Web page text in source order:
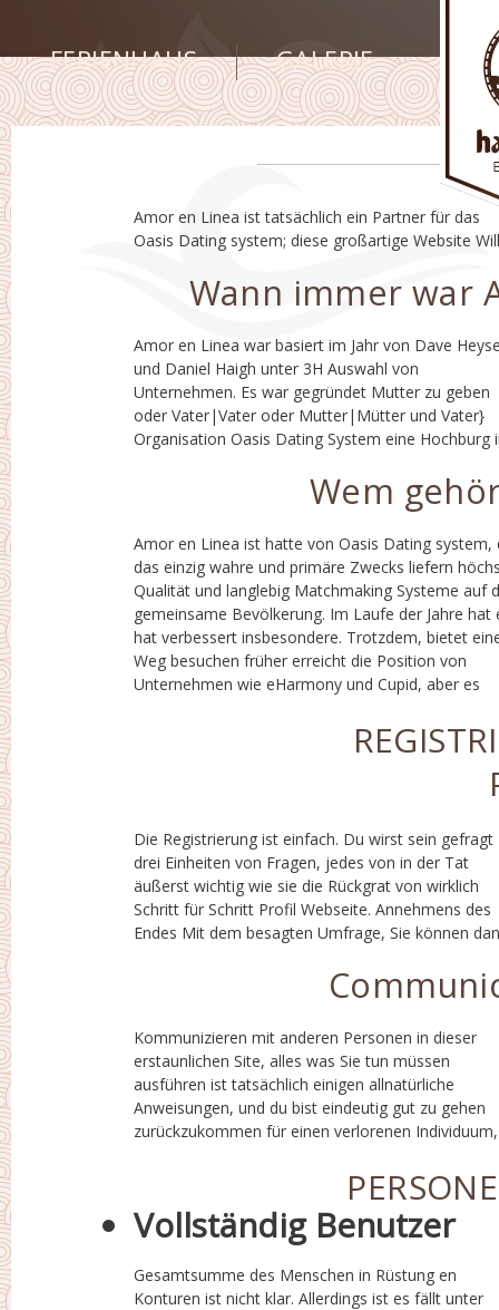
FERIENHAUS GALERIE
Amor en Linea ist tatsächlich ein Partner für das
Oasis Dating system; diese großartige Website
Erlaubnis der Spanisch sprechenden Liebessuchende
Wann immer war
Amor en Linea war basiert im Jahr von Dave
und Daniel Haigh unter 3H Auswahl von
Unternehmen. Es war gegründet Mutter zu geben
oder Vater|Vater oder Mutter|Mütter und Vater}
Organisation Oasis Dating System eine Hochburg
Bezug auf Bauen Dating Markt für Latinos.
registrierte Geschäft in den USA und eine mit am
schnellsten wachsenden Startups in der
Vergangenheit. Diese Internet-Dating Programm
Wem
Amor en Linea ist hatte von Oasis Dating system,
das einzig wahre und primäre Zwecks liefern
Qualität und langlebig Matchmaking Systeme auf
gemeinsame Bevölkerung. Im Laufe der Jahre hat
hat verbessert insbesondere. Trotzdem, bietet
Weg besuchen früher erreicht die Position von
Unternehmen wie eHarmony und Cupid, aber es
sicher wird gefunden auf ihr Weg Wahrheit wird
gesagt weil es
von|unzähligen|Punktzahlen|einer
Anzahl von|vielen} Verbrauchern auf
Basis wegen seines konstanten Antriebs
Die Registrierung ist einfach. Du wirst sein gefragt
drei Einheiten von Fragen, jedes von in der Tat
äußerst wichtig wie sie die Rückgrat von wirklich
Schritt für Schritt Profil Webseite. Annehmens des
Endes Mit dem besagten Umfrage, Sie können
verwendet werden zu Ihrem Profil Bereich. Die Profile
sind Schritt für Schritt wann Vergleich mit Rivalen
Matchmaking Websites. Es optimiert die Daten
Kommunizieren mit anderen Personen in dieser
erstaunlichen Site, alles was Sie tun müssen
ausführen ist tatsächlich einigen allnatürliche
Anweisungen, und du bist eindeutig gut zu gehen
zurückzukommen für einen verlorenen Individuum,
bitte beachten Sie, dass|beachten Sie, dass|denken
Sie daran|denken Sie daran, dass} Sie können
löschen die Telefon Software mit relativem
Vollständig Benutzer
Gesamtsumme des Menschen in Rüstung en
Konturen ist nicht klar. Allerdings ist es fällt unter
Fortschritt täglich und es ist unter den vielen am
schnellsten wachsenden Latino Online-Dating